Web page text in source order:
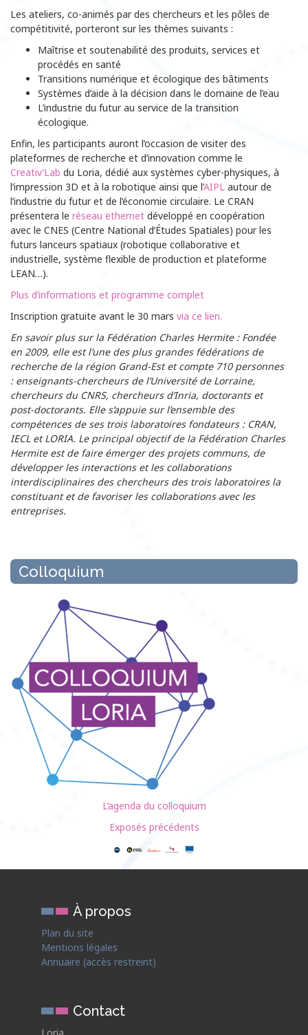
Les ateliers, co-animés par des chercheurs et les pôles de
compétitivité, porteront sur les thèmes suivants :
Maîtrise et soutenabilité des produits, services et
procédés en santé
Transitions numérique et écologique des bâtiments
Systèmes d’aide à la décision dans le domaine de l’eau
L’industrie du futur au service de la transition
écologique.
Enfin, les participants auront l’occasion de visiter des
plateformes de recherche et d’innovation comme le
Creativ’Lab du Loria, dédié aux systèmes cyber-physiques, à
l’impression 3D et à la robotique ainsi que l’AIPL autour de
l’industrie du futur et de l’économie circulaire. Le CRAN
présentera le réseau ethernet développé en coopération
avec le CNES (Centre National d’Études Spatiales) pour les
futurs lanceurs spatiaux (robotique collaborative et
industrielle, système flexible de production et plateforme
LEAN…).
Plus d’informations et programme complet
Inscription gratuite avant le 30 mars via ce lien.
En savoir plus sur la Fédération Charles Hermite : Fondée
en 2009, elle est l’une des plus grandes fédérations de
recherche de la région Grand-Est et compte 710 personnes
: enseignants-chercheurs de l’Université de Lorraine,
chercheurs du CNRS, chercheurs d’Inria, doctorants et
post-doctorants. Elle s’appuie sur l’ensemble des
compétences de ses trois laboratoires fondateurs : CRAN,
IECL et LORIA. Le principal objectif de la Fédération Charles
Hermite est de faire émerger des projets communs, de
développer les interactions et les collaborations
interdisciplinaires des chercheurs des trois laboratoires la
constituant et de favoriser les collaborations avec les
entreprises.
Colloquium
L’agenda du colloquium
Exposés précédents
À propos
Plan du site
Mentions légales
Annuaire (accès restreint)
Contact